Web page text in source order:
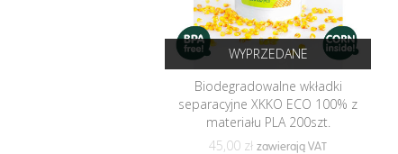
WYPRZEDANE
Biodegradowalne wkładki
separacyjne XKKO ECO 100% z
materiału PLA 200szt.
45,00 ‎zł